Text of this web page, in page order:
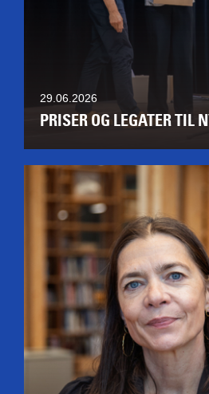
29.06.2026
PRISER OG LEGATER TIL